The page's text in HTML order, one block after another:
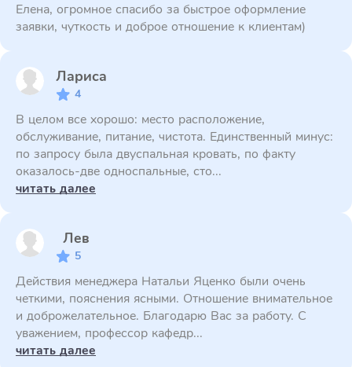
Елена, огромное спасибо за быстрое оформление
заявки, чуткость и доброе отношение к клиентам)
Лариса
4
В целом все хорошо: место расположение,
обслуживание, питание, чистота. Единственный минус:
по запросу была двуспальная кровать, по факту
оказалось-две односпальные, сто...
читать далее
Лев
5
Действия менеджера Натальи Яценко были очень
четкими, пояснения ясными. Отношение внимательное
и доброжелательное. Благодарю Вас за работу. С
уважением, профессор кафедр...
читать далее